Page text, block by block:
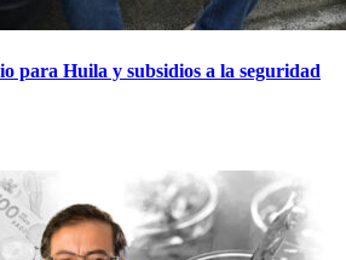
para Huila y subsidios a la seguridad